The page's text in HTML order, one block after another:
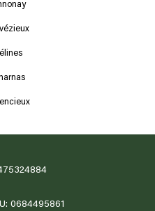
0684495861